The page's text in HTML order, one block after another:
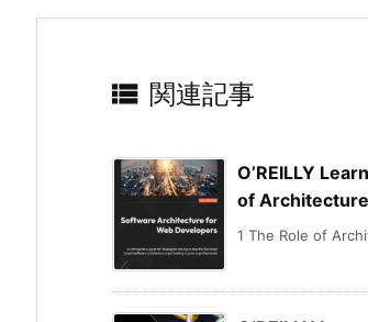
 関連記事
O’REILLY
of Architecture
1 The Role of